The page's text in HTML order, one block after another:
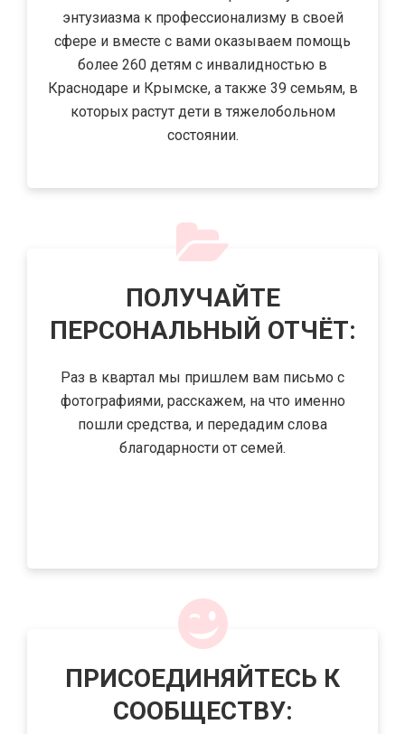
энтузиазма к профессионализму в своей
сфере и вместе с вами оказываем помощь
более 260 детям с инвалидностью в
Краснодаре и Крымске, а также 39 семьям, в
которых растут дети в тяжелобольном
состоянии.
ПОЛУЧАЙТЕ
ПЕРСОНАЛЬНЫЙ ОТЧЁТ:
Раз в квартал мы пришлем вам письмо с
фотографиями, расскажем, на что именно
пошли средства, и передадим слова
благодарности от семей.
ПРИСОЕДИНЯЙТЕСЬ К
СООБЩЕСТВУ: